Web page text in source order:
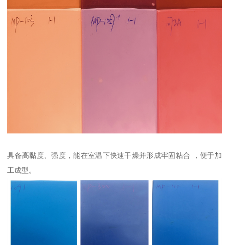
具备高黏度、强度，能在室温下快速干燥并形成牢固粘合 ，便于加
工成型。